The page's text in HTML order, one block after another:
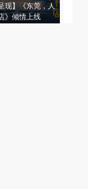
现】《东莞，人
》倾情上线
会，